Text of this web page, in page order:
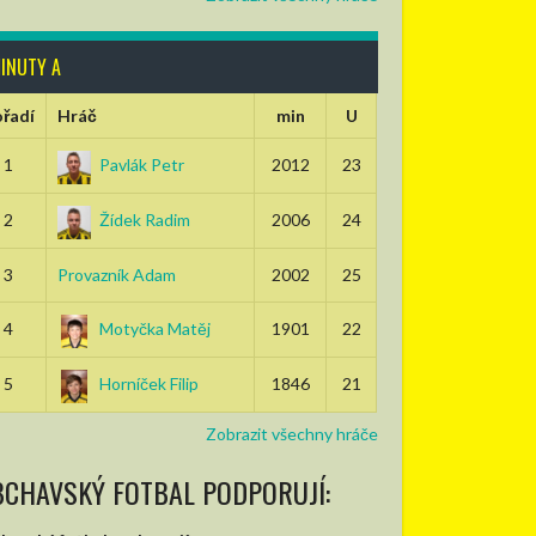
A
Hráč min U
1 Pavlák Petr 2012 23
2 Žídek Radim 2006 24
3 Provazník Adam 2002 25
4 Motyčka Matěj 1901 22
5 Horníček Filip 1846 21
Zobrazit všechny hráče
FOTBAL PODPORUJÍ: